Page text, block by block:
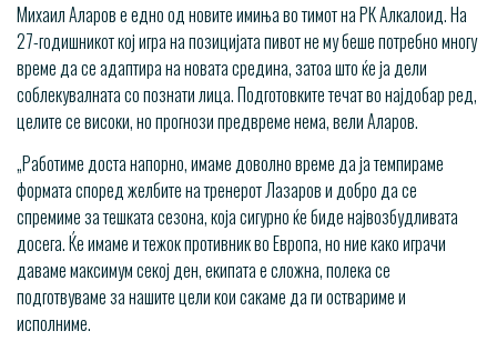
Михаил Аларов е едно од новите имиња во тимот на РК Алкалоид. На
27-годишникот кој игра на позицијата пивот не му беше потребно многу
време да се адаптира на новата средина, затоа што ќе ја дели
соблекувалната со познати лица. Подготовките течат во најдобар ред,
целите се високи, но прогнози предвреме нема, вели Аларов.
„Работиме доста напорно, имаме доволно време да ја темпираме
формата според желбите на тренерот Лазаров и добро да се
спремиме за тешката сезона, која сигурно ќе биде највозбудливата
досега. Ќе имаме и тежок противник во Европа, но ние како играчи
даваме максимум секој ден, екипата е сложна, полека се
подготвуваме за нашите цели кои сакаме да ги оствариме и
исполниме.